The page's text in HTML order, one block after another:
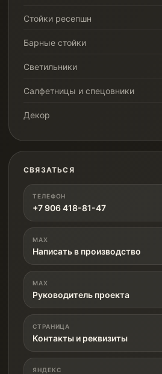
Стойки ресепшн
Барные стойки
Светильники
Салфетницы и спецовники
Декор
СВЯЗАТЬСЯ
ТЕЛЕФОН
+7 906 418-81-47
MAX
Написать в производство
MAX
Руководитель проекта
СТРАНИЦА
Контакты и реквизиты
ЯНДЕКС